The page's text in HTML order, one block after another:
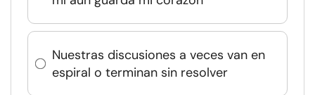
Nuestras discusiones a veces van en
espiral o terminan sin resolver